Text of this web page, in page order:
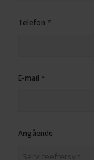
Telefon *
E-mail *
Angående